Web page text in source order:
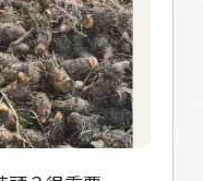
、阮來銀老師
捲起來儲存，多
方式保存。為了
夾子陷阱。或者
鋸開帶回家，清
再將芋頭、花